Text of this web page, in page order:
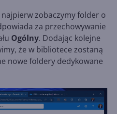
zobaczymy folder o
za przechowywanie
Ogólny. Dodając kolejne
że w bibliotece zostaną
nowe foldery dedykowane